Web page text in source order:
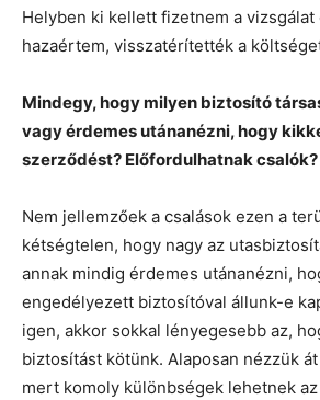
Helyben ki kellett fizetnem a
hazaértem, visszatérítették a
Mindegy, hogy milyen biztosító
vagy érdemes utánanézni, hogy
szerződést? Előfordulhatnak csalók?
Nem jellemzőek a csalások ezen a
kétségtelen, hogy nagy az
annak mindig érdemes utánanézni,
engedélyezett biztosítóval állunk-e
igen, akkor sokkal lényegesebb az,
biztosítást kötünk. Alaposan nézzük
mert komoly különbségek lehetnek